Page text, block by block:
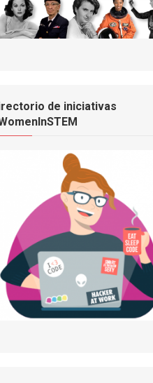
de iniciativas